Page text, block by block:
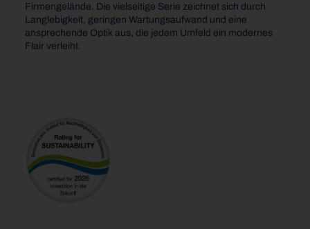
Firmengelände. Die vielseitige Serie zeichnet sich durch
Langlebigkeit, geringen Wartungsaufwand und eine
ansprechende Optik aus, die jedem Umfeld ein modernes
Flair verleiht.